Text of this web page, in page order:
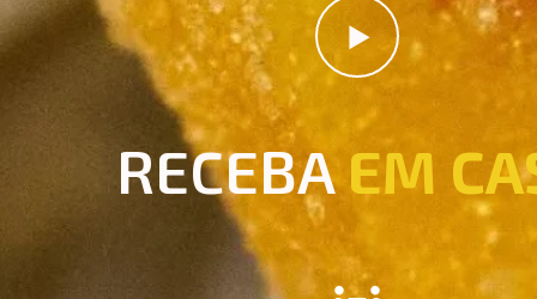
RECEBAEM